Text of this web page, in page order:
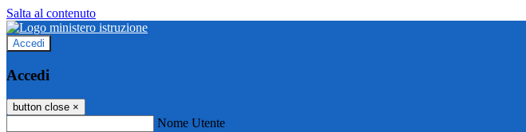
Salta al contenuto
Accedi
Accedi
button close ×
Nome Utente